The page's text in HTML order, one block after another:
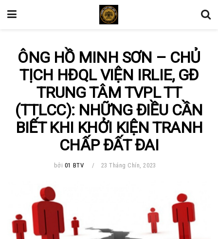
ÔNG HỒ MINH SƠN – CHỦ
TỊCH HĐQL VIỆN IRLIE, GĐ
TRUNG TÂM TVPL TT
(TTLCC): NHỮNG ĐIỀU CẦN
BIẾT KHI KHỞI KIỆN TRANH
CHẤP ĐẤT ĐAI
bởi 01 BTV 23 Tháng Chín, 2023